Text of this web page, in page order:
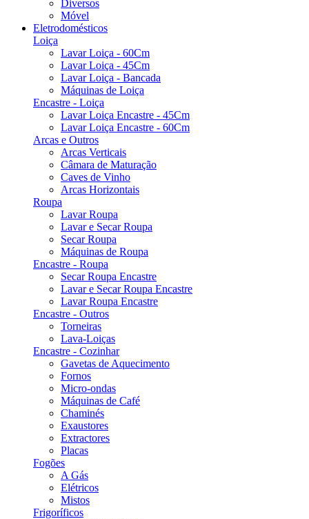
Diversos
Móvel
Eletrodomésticos
Loiça
Lavar Loiça - 60Cm
Lavar Loiça - 45Cm
Lavar Loiça - Bancada
Máquinas de Loiça
Encastre - Loiça
Lavar Loiça Encastre - 45Cm
Lavar Loiça Encastre - 60Cm
Arcas e Outros
Arcas Verticais
Câmara de Maturação
Caves de Vinho
Arcas Horizontais
Roupa
Lavar Roupa
Lavar e Secar Roupa
Secar Roupa
Máquinas de Roupa
Encastre - Roupa
Secar Roupa Encastre
Lavar e Secar Roupa Encastre
Lavar Roupa Encastre
Encastre - Outros
Torneiras
Lava-Loiças
Encastre - Cozinhar
Gavetas de Aquecimento
Fornos
Micro-ondas
Máquinas de Café
Chaminés
Exaustores
Extractores
Placas
Fogões
A Gás
Elétricos
Mistos
Frigoríficos